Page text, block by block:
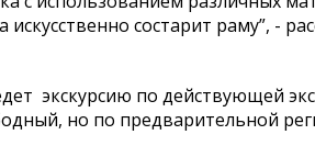
состарит раму”, -
экскурсию по действующей
но по предварительной